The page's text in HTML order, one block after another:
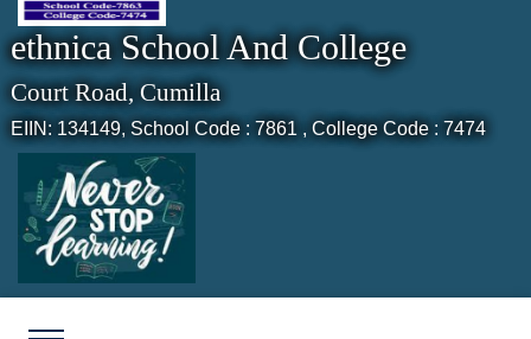
ethnica School And College
Court Road, Cumilla
EIIN: 134149, School Code : 7861 , College Code : 7474